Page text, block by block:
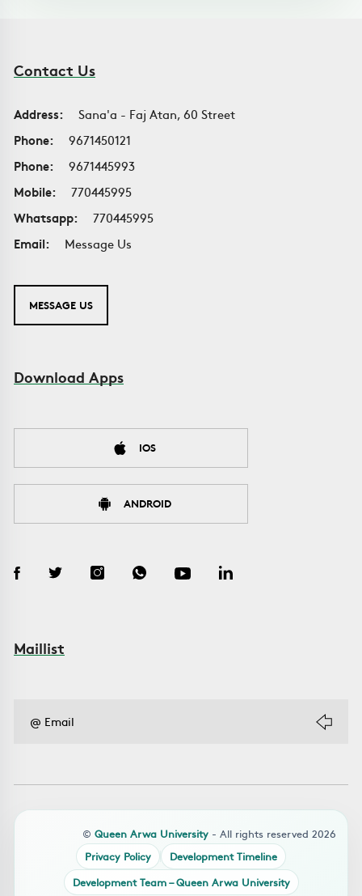
Contact Us
Address:
Sana'a - Faj Atan, 60 Street
Phone:
9671450121
Phone:
9671445993
Mobile:
770445995
Whatsapp:
770445995
Email:
Message Us
MESSAGE US
Download Apps
IOS
ANDROID
Maillist
© Queen Arwa University - All rights reserved 2026
Privacy Policy
Development Timeline
Development Team – Queen Arwa University